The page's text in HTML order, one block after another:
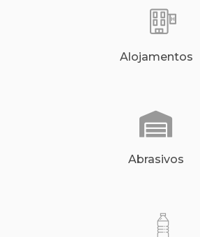
Alojamentos
Abrasivos